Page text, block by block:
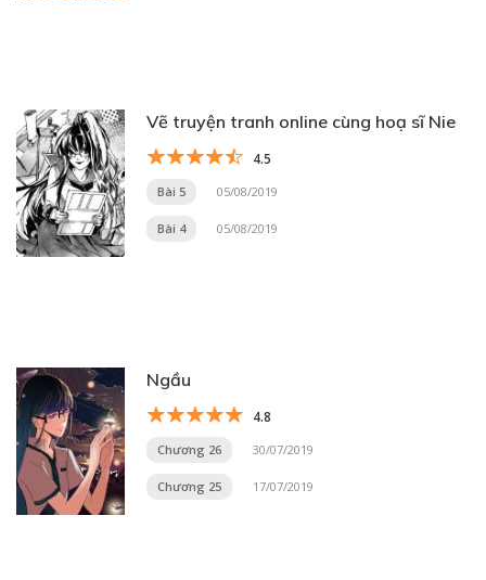
Vẽ truyện tranh online cùng hoạ sĩ Nie
4.5
Bài 5 05/08/2019
Bài 4 05/08/2019
Ngầu
4.8
Chương 26 30/07/2019
Chương 25 17/07/2019